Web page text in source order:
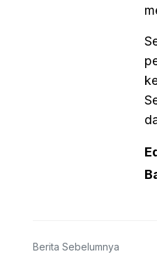
Berita Sebelumnya